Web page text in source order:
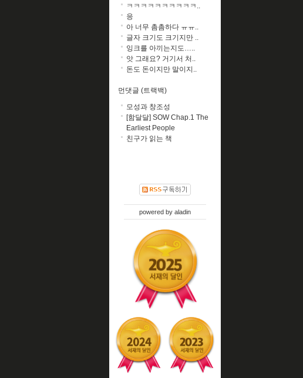
ㅋㅋㅋㅋㅋㅋㅋㅋㅋㅋ..
응
아 너무 촘촘하다 ㅠㅠ..
글자 크기도 크기지만 ..
잉크를 아끼는지도…..
앗 그래요? 거기서 처..
돈도 돈이지만 말이지..
먼댓글 (트랙백)
모성과 창조성
[함달달] SOW Chap.1 The
Earliest People
친구가 읽는 책
powered by aladin